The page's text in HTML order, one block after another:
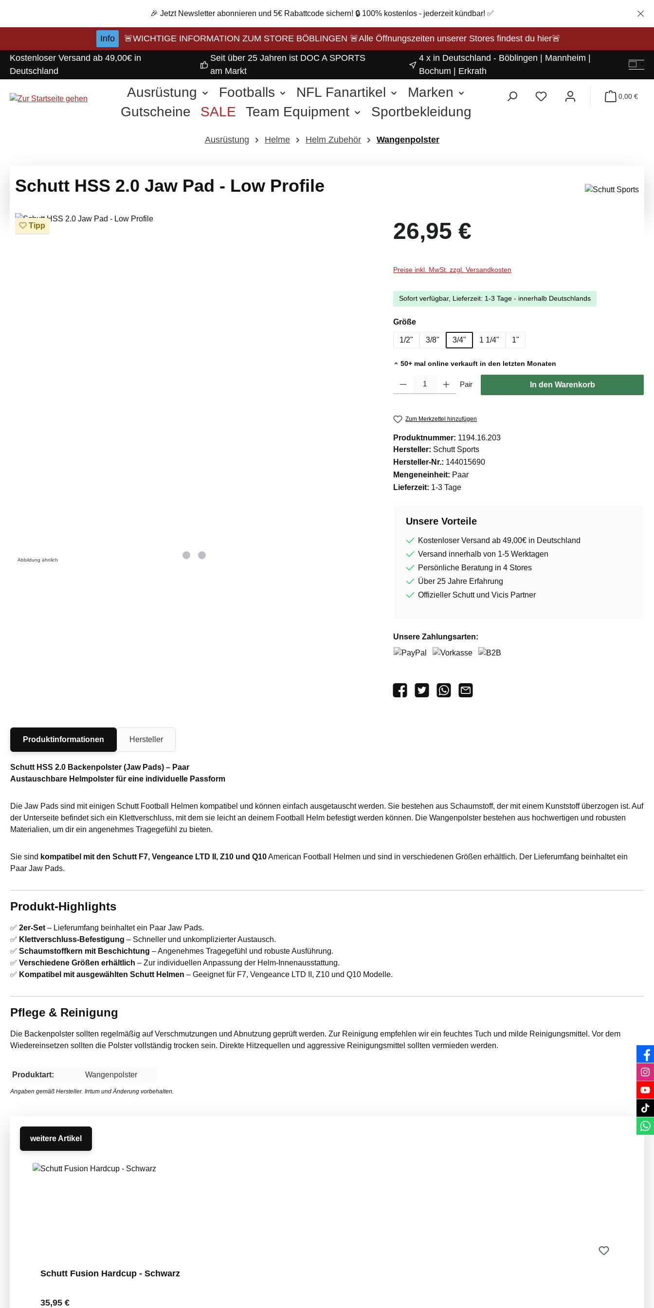
🎉 Jetzt Newsletter abonnieren und 5€ Rabattcode sichern! 🔒 100% kostenlos - jederzeit kündbar! ✅
Info
🚨WICHTIGE INFORMATION ZUM STORE BÖBLINGEN 🚨Alle Öffnungszeiten unserer Stores findest du hier🚨
Kostenloser Versand ab 49,00€ in
Deutschland
Seit über 25 Jahren ist DOC A SPORTS
am Markt
4 x in Deutschland - Böblingen | Mannheim |
Bochum | Erkrath
Ausrüstung Footballs NFL Fanartikel
Marken
Gutscheine
SALE Team Equipment
Sportbekleidung
0,00 €
Ausrüstung Helme Helm Zubehör Wangenpolster
Schutt HSS 2.0 Jaw Pad - Low Profile
Bildergalerie überspringen
Tipp
Abbildung ähnlich
26,95 €
Preise inkl. MwSt. zzgl. Versandkosten
Sofort verfügbar, Lieferzeit: 1-3 Tage - innerhalb Deutschlands
Größeauswählen
1/2" 3/8" 3/4" 1 1/4" 1"
50+ mal online verkauft in den letzten Monaten
Pair In den Warenkorb
Zum Merkzettel hinzufügen
Produktnummer: 1194.16.203
Hersteller: Schutt Sports
Hersteller-Nr.: 144015690
Mengeneinheit: Paar
Lieferzeit: 1-3 Tage
Unsere Vorteile
Kostenloser Versand ab 49,00€ in Deutschland
Versand innerhalb von 1-5 Werktagen
Persönliche Beratung in 4 Stores
Über 25 Jahre Erfahrung
Offizieller Schutt und Vicis Partner
Unsere Zahlungsarten:
Produktinformationen Hersteller
Schutt HSS 2.0 Backenpolster (Jaw Pads) – Paar
Austauschbare Helmpolster für eine individuelle Passform
Die Jaw Pads sind mit einigen Schutt Football Helmen kompatibel und können einfach ausgetauscht werden. Sie bestehen aus Schaumstoff, der mit einem Kunststoff überzogen ist. Auf
der Unterseite befindet sich ein Klettverschluss, mit dem sie leicht an deinem Football Helm befestigt werden können. Die Wangenpolster bestehen aus hochwertigen und robusten
Materialien, um dir ein angenehmes Tragegefühl zu bieten.
Sie sind kompatibel mit den Schutt F7, Vengeance LTD II, Z10 und Q10American Football Helmen und sind in verschiedenen Größen erhältlich. Der Lieferumfang beinhaltet ein
Paar Jaw Pads.
Produkt-Highlights
✅ 2er-Set – Lieferumfang beinhaltet ein Paar Jaw Pads.
✅ Klettverschluss-Befestigung – Schneller und unkomplizierter Austausch.
✅ Schaumstoffkern mit Beschichtung – Angenehmes Tragegefühl und robuste Ausführung.
✅ Verschiedene Größen erhältlich – Zur individuellen Anpassung der Helm-Innenausstattung.
✅ Kompatibel mit ausgewählten Schutt Helmen – Geeignet für F7, Vengeance LTD II, Z10 und Q10 Modelle.
Pflege & Reinigung
Die Backenpolster sollten regelmäßig auf Verschmutzungen und Abnutzung geprüft werden. Zur Reinigung empfehlen wir ein feuchtes Tuch und milde Reinigungsmittel. Vor dem
Wiedereinsetzen sollten die Polster vollständig trocken sein. Direkte Hitzequellen und aggressive Reinigungsmittel sollten vermieden werden.
Produktart: Wangenpolster
Angaben gemäß Hersteller. Irrtum und Änderung vorbehalten.
weitere Artikel
Produktgalerie überspringen
Schutt Fusion Hardcup - Schwarz
Regulärer Preis:
35,95 €